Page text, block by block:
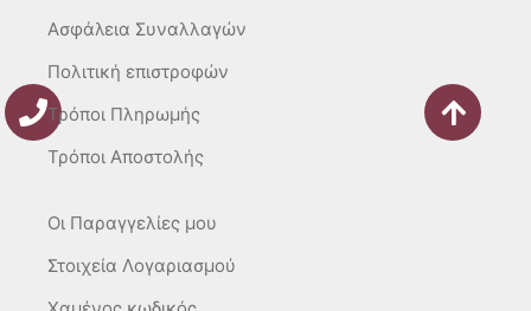
Ασφάλεια Συναλλαγών
Πολιτική επιστροφών
Τρόποι Πληρωμής
Τρόποι Αποστολής
Οι Παραγγελίες μου
Στοιχεία Λογαριασμού